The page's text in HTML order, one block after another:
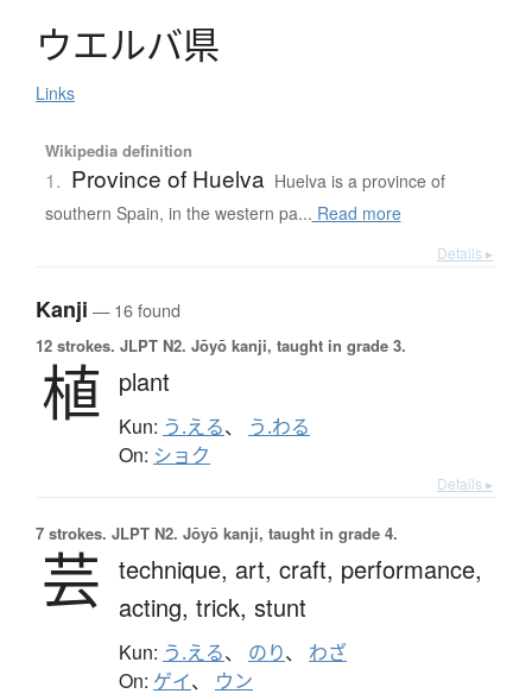
ウエルバ県
Links
Wikipedia definition
1. Province of Huelva Huelva is a province of
southern Spain, in the western pa... Read more
Details ▸
Kanji — 16 found
12 strokes. JLPT N2. Jōyō kanji, taught in grade 3.
植 plant
Kun: う.える、 う.わる
On: ショク
Details ▸
7 strokes. JLPT N2. Jōyō kanji, taught in grade 4.
芸 technique, art, craft, performance,
acting, trick, stunt
Kun: う.える、 のり、 わざ
On: ゲイ、 ウン